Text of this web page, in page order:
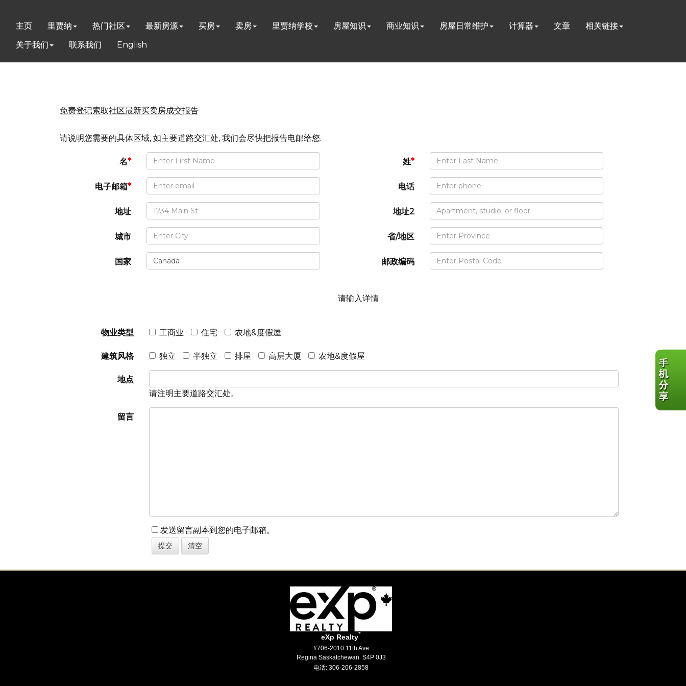
主页 里贾纳 热门社区 最新房源 买房 卖房 里贾纳学校 房屋知识 商业知识 房屋日常维护 计算器 文章
相关链接
关于我们
联系我们 English
免费登记索取社区最新买卖房成交报告
请说明您需要的具体区域, 如主要道路交汇处, 我们会尽快把报告电邮给您.
名* 姓*
电子邮箱* 电话
地址 地址2
城市 省/地区
国家 邮政编码
请输入详情
物业类型 工商业 住宅 农地&度假屋
建筑风格 独立 半独立 排屋 高层大厦 农地&度假屋
地点
请注明主要道路交汇处。
留言
发送留言副本到您的电子邮箱。
eXp Realty*
#706-2010 11th Ave
Regina Saskatchewan S4P 0J3
电话: 306-206-2858